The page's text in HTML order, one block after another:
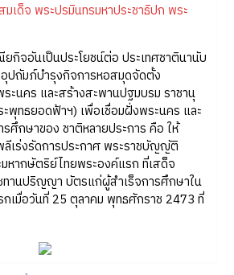
มเด็จ พระปรมินทรมหาประชาธิปก พระ
กิจอันเป็นประโยชน์ต่อ ประเทศชาตินานับ
อุปถัมภ์บำรุงกิจการหอสมุดจัดตั้ง
นคร และสร้างสะพานปฐมบรม ราชานุ
ทธยอดฟ้าฯ) เพื่อเชื่อมฝั่งพระนคร และ
ศึกษาของ ชาติหลายประการ คือ ให้
ลีเร่งรัดการประกาศ พระราชบัญญัติ
หากษัตริย์ไทยพระองค์แรก ที่เสด็จ
ทานปริญญา บัตรแก่ผู้สำเร็จการศึกษาใน
เมื่อวันที่ 25 ตุลาคม พุทธศักราช 2473 ที่